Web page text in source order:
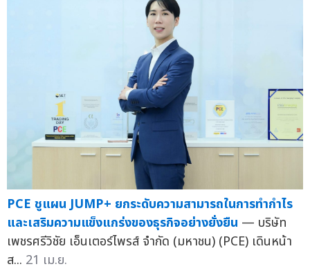
PCE ชูแผน JUMP+ ยกระดับความสามารถในการทำกำไร
และเสริมความแข็งแกร่งของธุรกิจอย่างยั่งยืน — บริษัท
เพชรศรีวิชัย เอ็นเตอร์ไพรส์ จำกัด (มหาชน) (PCE) เดินหน้า
ส... 21 เม.ย.